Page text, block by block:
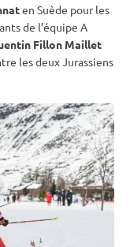
en Suède pour les
de l’équipe A
Fillon Maillet
les deux Jurassiens